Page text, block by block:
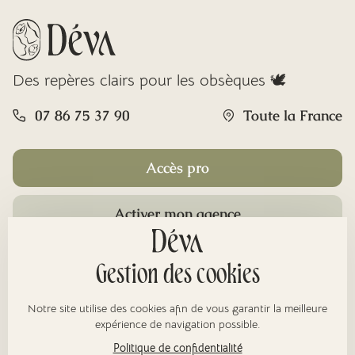
Des repères clairs pour les obsèques 🕊️
07 86 75 37 90 Toute la France
Accès pro
Activer mon agence
Gestion des cookies
Notre site utilise des cookies afin de vous garantir la meilleure
expérience de navigation possible.
Politique de confidentialité